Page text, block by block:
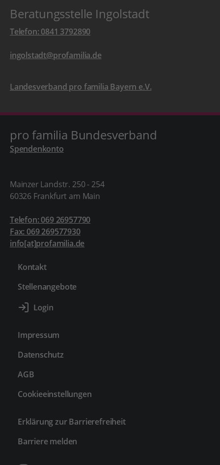
Beratungsstelle Ingolstadt
Telefon: 0841 3792890
ingolstadt@profamilia.de
Landesverband pro familia Bayern e.V.
pro familia Bundesverband
Spendenkonto
Mainzer Landstr. 250 - 254
60326 Frankfurt am Main
Telefon: 069 26957790
Fax: 069 269577930
info[at]profamilia.de
Kontakt
Stellenangebote
Impressum
Datenschutz
AGB
Cookieeinstellungen
Erklärung zur Barrierefreiheit
Barriere melden